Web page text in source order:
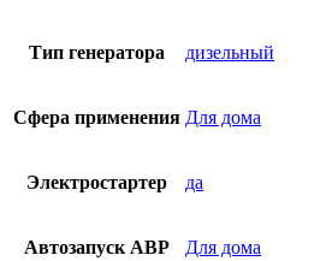
Тип генератора дизельный
Сфера применения Для дома
Электростартер да
Автозапуск АВР Для дома